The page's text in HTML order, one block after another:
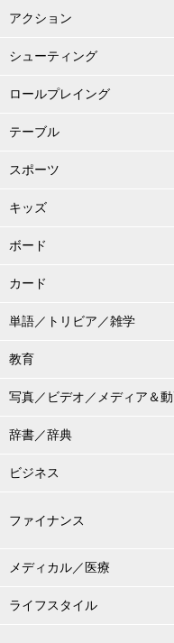
アクション
シューティング
ロールプレイング
テーブル
スポーツ
キッズ
ボード
カード
単語／トリビア／雑学
教育
写真／ビデオ／メディア＆
辞書／辞典
ビジネス
ファイナンス
メディカル／医療
ライフスタイル